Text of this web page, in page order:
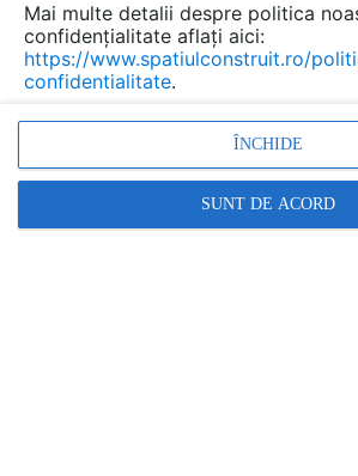
Mai multe detalii despre politica
confidențialitate aflați aici:
https://www.spatiulconstruit.ro/
confidentialitate.
ÎNCHIDE
SUNT DE ACORD